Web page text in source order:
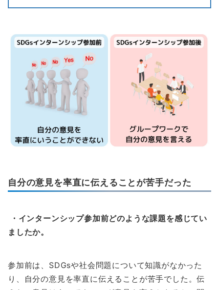
自分の意見を率直に伝えることが苦手だった
・インターンシップ参加前どのような課題を感じてい
ましたか。
参加前は、SDGsや社会問題について知識がなかった
り、自分の意見を率直に伝えることが苦手でした。伝